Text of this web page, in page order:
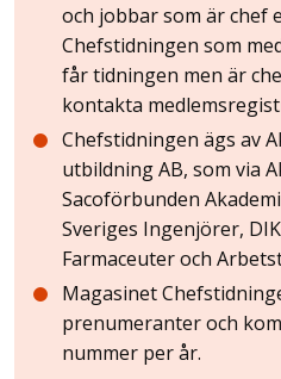
och jobbar som är chef
Chefstidningen som
får tidningen men är
kontakta
Chefstidningen ägs av
utbildning AB, som via
Sacoförbunden
Sveriges Ingenjörer,
Farmaceuter och
Magasinet
prenumeranter och
nummer per år.